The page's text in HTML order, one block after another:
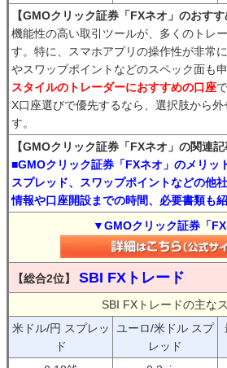
【GMOクリック証券「FXネオ」のおすす
機能性の高い取引ツールが、多くのトレ
す。特に、スマホアプリの操作性が非常
やスワップポイントなどのスペック面も申
スタイルのトレーダーにおすすめの口座
X口座選びで優先するなら、選択肢から
す。
【GMOクリック証券「FXネオ」の関連記
■GMOクリック証券「FXネオ」のメリッ
スプレッド、スワップポイントなどの他
情報や口座開設までの時間、必要書類も紹
▼GMOクリック証券「
【総合2位】 SBI FXトレード
SBI FXトレードの主な
米ドル/円 スプレッ
ド
ユーロ/米ドル スプ
レッド